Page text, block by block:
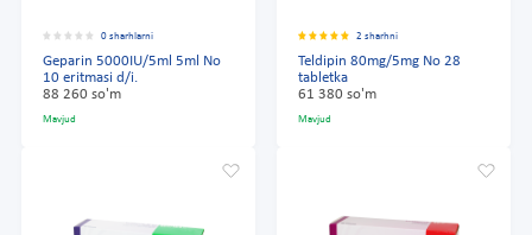
0 sharhlarni
Geparin 5000IU/5ml 5ml No
10 eritmasi d/i.
88 260 so'm
Mavjud
2 sharhni
Teldipin 80mg/5mg No 28
tabletka
61 380 so'm
Mavjud